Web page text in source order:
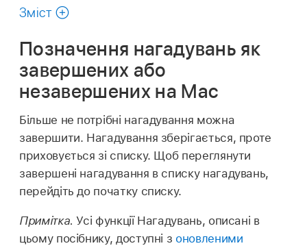
посібник
Зміст
Позначення нагадувань як
завершених або
незавершених на Mac
Більше не потрібні нагадування можна
завершити. Нагадування зберігається, проте
приховується зі списку. Щоб переглянути
завершені нагадування в списку нагадувань,
перейдіть до початку списку.
Примітка.Усі функції Нагадувань, описані в
цьому посібнику, доступні з оновленими